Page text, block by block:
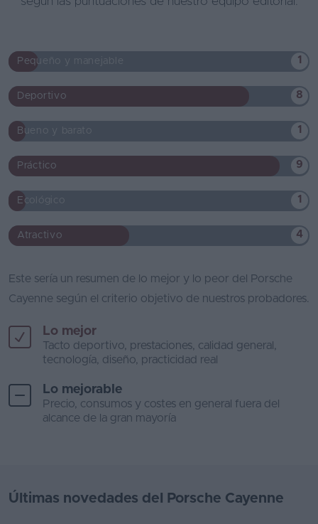
Pequeño y manejable 1
Deportivo 8
Bueno y barato 1
Práctico 9
Ecológico 1
Atractivo 4
Este sería un resumen de lo mejor y lo peor del Porsche
Cayenne según el criterio objetivo de nuestros probadores.
Lo mejor
Tacto deportivo, prestaciones, calidad general,
tecnología, diseño, practicidad real
Lo mejorable
Precio, consumos y costes en general fuera del
alcance de la gran mayoría
Últimas novedades del Porsche Cayenne